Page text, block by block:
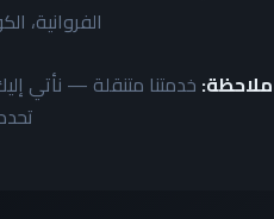
الفروانية،
ملاحظة: خدمتنا متنقلة — نأتي